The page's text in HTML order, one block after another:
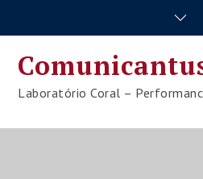
Laboratório Coral –